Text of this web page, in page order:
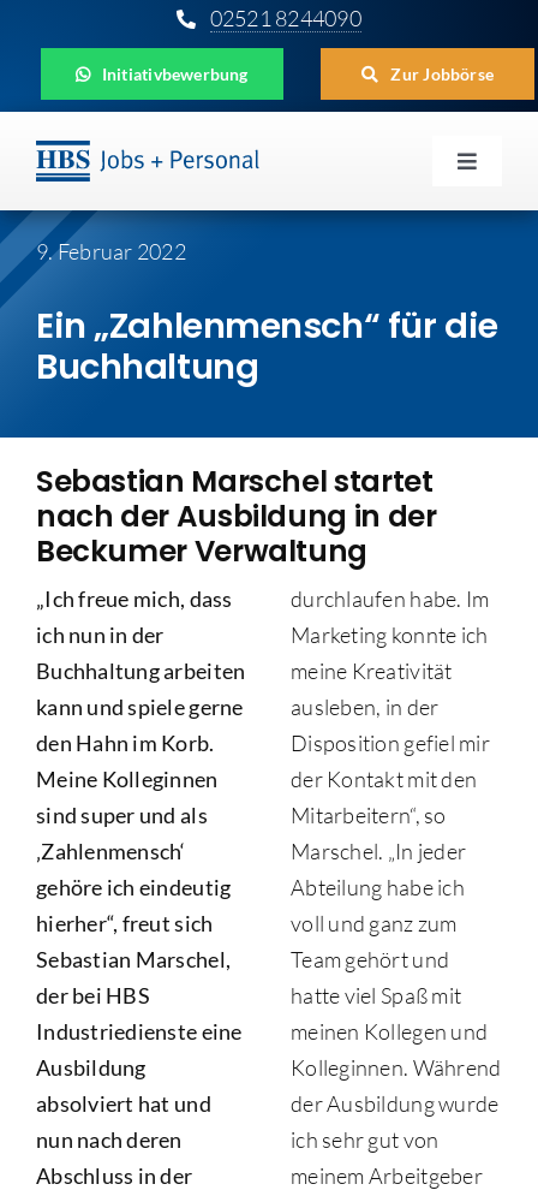
Inhalt
springen
02521 8244090
Initiativbewerbung Zur Jobbörse
Toggle
Für Unternehmen
Für Schüler
HBS
9. Februar 2022
Ein „Zahlenmensch“ für die
Buchhaltung
Sebastian Marschel startet
nach der Ausbildung in der
Beckumer Verwaltung
„Ich freue mich, dass
ich nun in der
Buchhaltung arbeiten
kann und spiele gerne
den Hahn im Korb.
Meine Kolleginnen
sind super und als
‚Zahlenmensch‘
gehöre ich eindeutig
hierher“, freut sich
Sebastian Marschel,
der bei HBS
Industriedienste eine
Ausbildung
absolviert hat und
nun nach deren
Abschluss in der
durchlaufen habe. Im
Marketing konnte ich
meine Kreativität
ausleben, in der
Disposition gefiel mir
der Kontakt mit den
Mitarbeitern“, so
Marschel. „In jeder
Abteilung habe ich
voll und ganz zum
Team gehört und
hatte viel Spaß mit
meinen Kollegen und
Kolleginnen. Während
der Ausbildung wurde
ich sehr gut von
meinem Arbeitgeber